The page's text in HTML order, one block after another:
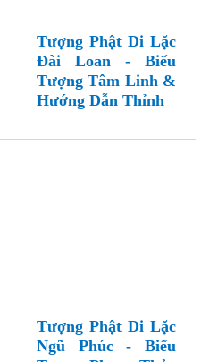
Tượng Phật Di Lặc
Đài Loan - Biểu
Tượng Tâm Linh &
Hướng Dẫn Thỉnh
Tượng Phật Di Lặc
Ngũ Phúc - Biểu